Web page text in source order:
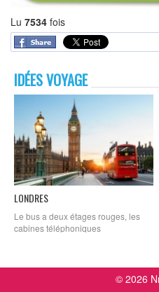
Lu 7534 fois
IDÉES VOYAGE
LONDRES
Le bus a deux étages rouges, les
cabines téléphoniques
© 2026